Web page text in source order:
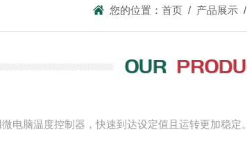
您的位置： 首页 / 产品展示 /
电脑温度控制器，快速到达设定值且运转更加稳定。